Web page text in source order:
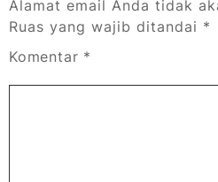
Alamat email Anda tidak
Ruas yang wajib ditandai *
Komentar *